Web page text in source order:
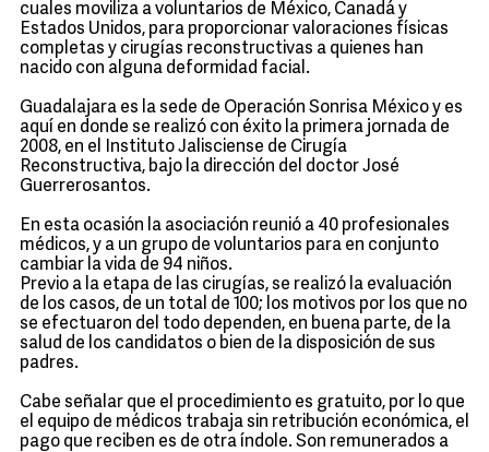
cuales moviliza a voluntarios de México, Canadá y
Estados Unidos, para proporcionar valoraciones físicas
completas y cirugías reconstructivas a quienes han
nacido con alguna deformidad facial.
Guadalajara es la sede de Operación Sonrisa México y es
aquí en donde se realizó con éxito la primera jornada de
2008, en el Instituto Jalisciense de Cirugía
Reconstructiva, bajo la dirección del doctor José
Guerrerosantos.
En esta ocasión la asociación reunió a 40 profesionales
médicos, y a un grupo de voluntarios para en conjunto
cambiar la vida de 94 niños.
Previo a la etapa de las cirugías, se realizó la evaluación
de los casos, de un total de 100; los motivos por los que no
se efectuaron del todo dependen, en buena parte, de la
salud de los candidatos o bien de la disposición de sus
padres.
Cabe señalar que el procedimiento es gratuito, por lo que
el equipo de médicos trabaja sin retribución económica, el
pago que reciben es de otra índole. Son remunerados a